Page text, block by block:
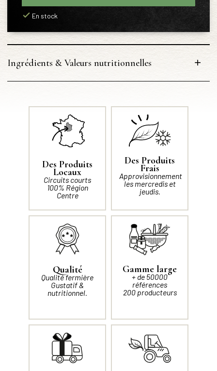
En stock
Ingrédients & Valeurs nutritionnelles
Des Produits
Locaux
Circuits courts
100% Région
Centre
Des Produits
Frais
Approvisionnement
les mercredis et
jeudis.
Qualité
Qualité fermière
Gustatif &
nutritionnel.
Gamme large
+ de 50000
références
200 producteurs